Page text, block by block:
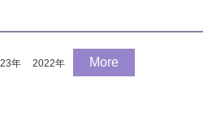
年 2022年 More